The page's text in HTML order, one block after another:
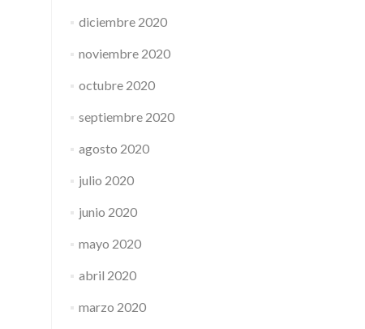
diciembre 2020
noviembre 2020
octubre 2020
septiembre 2020
agosto 2020
julio 2020
junio 2020
mayo 2020
abril 2020
marzo 2020